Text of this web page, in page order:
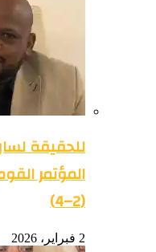
للحقيقة
المؤتمر
(2–4)
2 فبراير، 2026